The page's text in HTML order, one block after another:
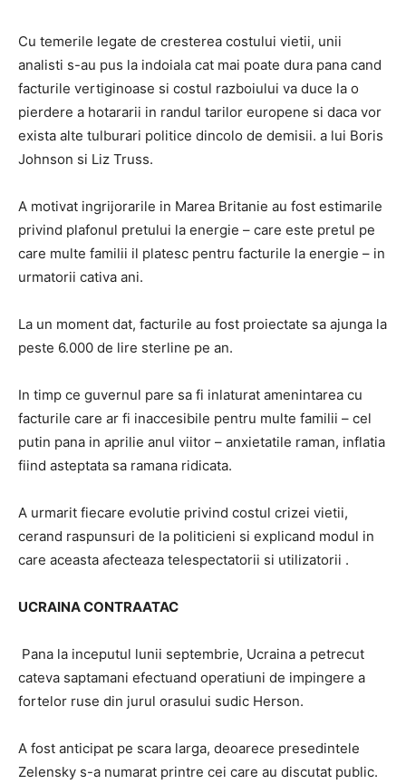
Cu temerile legate de cresterea costului vietii, unii
analisti s-au pus la indoiala cat mai poate dura pana cand
facturile vertiginoase si costul razboiului va duce la o
pierdere a hotararii in randul tarilor europene si daca vor
exista alte tulburari politice dincolo de demisii. a lui Boris
Johnson si Liz Truss.
A motivat ingrijorarile in Marea Britanie au fost estimarile
privind plafonul pretului la energie – care este pretul pe
care multe familii il platesc pentru facturile la energie – in
urmatorii cativa ani.
La un moment dat, facturile au fost proiectate sa ajunga la
peste 6.000 de lire sterline pe an.
In timp ce guvernul pare sa fi inlaturat amenintarea cu
facturile care ar fi inaccesibile pentru multe familii – cel
putin pana in aprilie anul viitor – anxietatile raman, inflatia
fiind asteptata sa ramana ridicata.
A urmarit fiecare evolutie privind costul crizei vietii,
cerand raspunsuri de la politicieni si explicand modul in
care aceasta afecteaza telespectatorii si utilizatorii .
UCRAINA CONTRAATAC
Pana la inceputul lunii septembrie, Ucraina a petrecut
cateva saptamani efectuand operatiuni de impingere a
fortelor ruse din jurul orasului sudic Herson.
A fost anticipat pe scara larga, deoarece presedintele
Zelensky s-a numarat printre cei care au discutat public.